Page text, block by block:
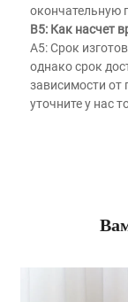
окончательную
В5: Как насчет
A5: Срок
однако срок
зависимости от
уточните у нас